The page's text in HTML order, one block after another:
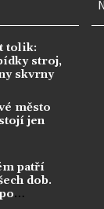
tolik:
stroj,
skvrny
město
jen
patří
dob.